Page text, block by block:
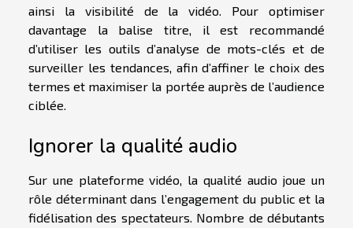
ainsi la visibilité de la vidéo. Pour optimiser
davantage la balise titre, il est recommandé
d’utiliser les outils d’analyse de mots-clés et de
surveiller les tendances, afin d’affiner le choix des
termes et maximiser la portée auprès de l’audience
ciblée.
Ignorer la qualité audio
Sur une plateforme vidéo, la qualité audio joue un
rôle déterminant dans l’engagement du public et la
fidélisation des spectateurs. Nombre de débutants